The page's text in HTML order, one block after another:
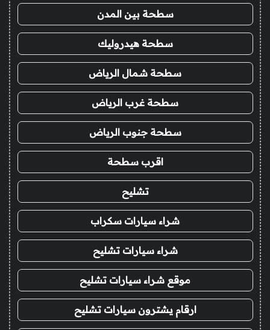
سطحة بين المدن
سطحة هيدروليك
سطحة شمال الرياض
سطحة غرب الرياض
سطحة جنوب الرياض
اقرب سطحة
تشليح
شراء سيارات سكراب
شراء سيارات تشليح
موقع شراء سيارات تشليح
ارقام يشترون سيارات تشليح